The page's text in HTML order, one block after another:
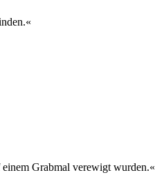
Grabmal verewigt wurden.«